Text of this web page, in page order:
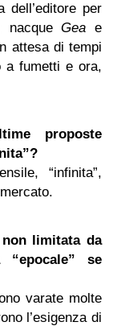
per
nacqueGea e
attesa di tempi
a fumetti e ora,
proposte
“infinita”,
limitata da
se
varate molte
l’esigenza di